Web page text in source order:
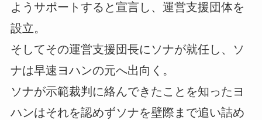
ようサポートすると宣言し、運営支援団体を
設立。
そしてその運営支援団長にソナが就任し、ソ
ナは早速ヨハンの元へ出向く。
ソナが示範裁判に絡んできたことを知ったヨ
ハンはそれを認めずソナを壁際まで追い詰め